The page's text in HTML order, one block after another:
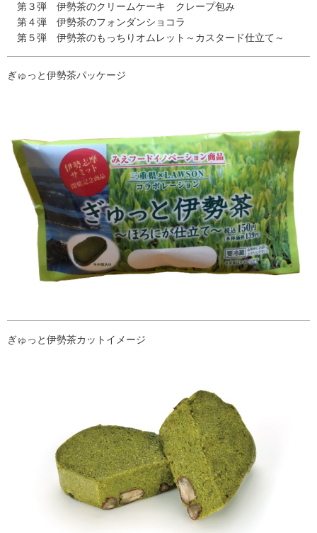
第３弾 伊勢茶のクリームケーキ クレープ包み
第４弾 伊勢茶のフォンダンショコラ
第５弾 伊勢茶のもっちりオムレット～カスタード仕立て～
ぎゅっと伊勢茶パッケージ
ぎゅっと伊勢茶カットイメージ